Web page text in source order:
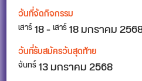
วันที่จัดกิจกรรม
เสาร์18-เสาร์18มกราคม
วันที่รับสมัครวันสุดท้าย
จันทร์13 มกราคม 2568